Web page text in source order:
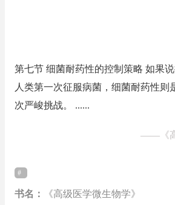
第七节 细菌耐药性的控制策略 如果
人类第一次征服病菌，细菌耐药性则
次严峻挑战。 ......
——
书名：
《高级医学微生物学》